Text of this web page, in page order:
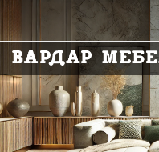
to
content